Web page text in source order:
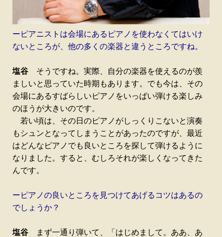
ーピアニストは会場にあるピアノを使わなくてはいけ
ないところが、他の多くの楽器と違うところですね。
塩谷 そうですね。実際、自分の楽器を使えるのが羨
ましいと思っていた時期もあります。でも今は、その
会場にあるすばらしいピアノをいっぱい弾ける楽しみ
のほうが大きいのです。
若い頃は、その日のピアノがしっくりこないと演奏
もシュンとなってしまうことがあったのですが、最近
はどんなピアノでも良いところを探して弾けるように
なりました。すると、むしろそれが楽しくなってきた
んです。
ーピアノの良いところを見つけてあげるコツはあるの
でしょうか？
塩谷 まず一通り弾いて、「はじめまして。ああ、あ